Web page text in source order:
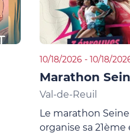
10/18/2026 - 10/18/
Marathon
Val-de-Reuil
Le marathon
organise sa